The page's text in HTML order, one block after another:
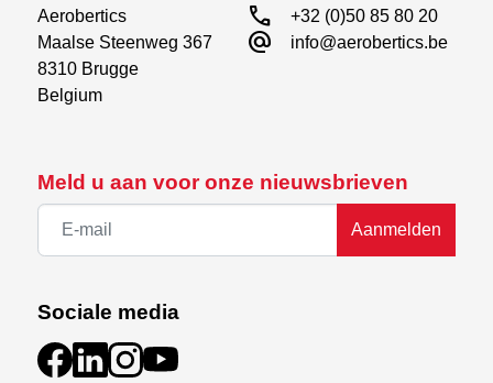
Meld u aan voor onze nieuwsbrieven
Aanmelden
Sociale media
Aerobertics
Maalse Steenweg 367
8310 Brugge
Belgium
call +32 (0)50 85 80 20
alternate_email info@aerobertics.be